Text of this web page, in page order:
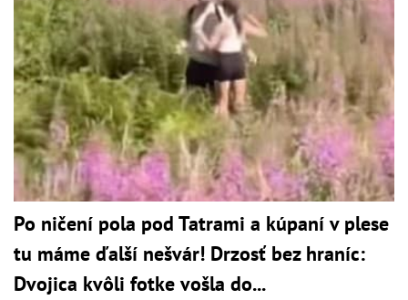
Po ničení pola pod Tatrami a kúpaní v plese
tu máme ďalší nešvár! Drzosť bez hraníc:
Dvojica kvôli fotke vošla do...